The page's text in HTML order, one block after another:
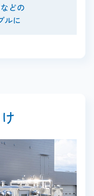
どの
ルに